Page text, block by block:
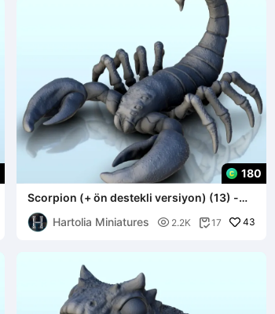
180
Scorpion (+ ön destekli versiyon) (13) -
minyatür warhamm
Hartolia Miniatures
 2.2K 17 43